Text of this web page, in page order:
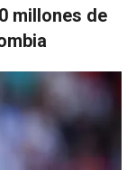
millones de